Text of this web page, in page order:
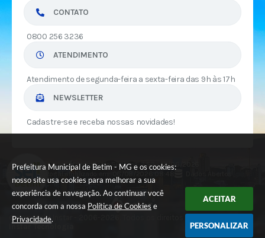
Prefeitura Municipal de Betim - MG e os cookies:
nosso site usa cookies para melhorar a sua
experiência de navegação. Ao continuar você
concorda com a nossa Política de Cookies e
Privacidade.
ACEITAR
PERSONALIZAR
CONTATO
0800 256 3236
ATENDIMENTO
Atendimento de segunda-feira a sexta-feira das 9h às 17h
NEWSLETTER
Cadastre-se e receba nossas novidades!
Versão do Sistema:3.5.3 - 19/06/2026
© Copyright Instar - 2006-2026. Todos os direitos reservados -